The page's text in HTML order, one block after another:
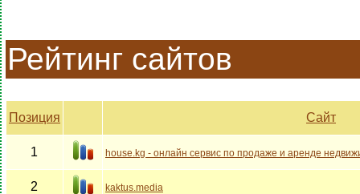
Рейтинг сайтов
Позиция Сайт
1 house.kg - онлайн сервис по продаже и аренде
2 kaktus.media